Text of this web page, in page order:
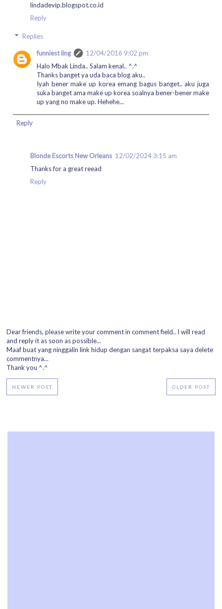
lindadevip.blogspot.co.id
Reply
Replies
funniest ling
12/04/2016 9:02 pm
Halo Mbak Linda.. Salam kenal.. ^.^
Thanks banget ya uda baca blog aku..
Iyah bener make up korea emang bagus banget.. aku juga
suka banget ama make up korea soalnya bener-bener make
up yang no make up. Hehehe...
Reply
Blonde Escorts New Orleans 12/02/2024 3:15 am
Thanks for a great reead
Reply
Dear friends, please write your comment in comment field.. I will read
and reply it as soon as possible...
Maaf buat yang ninggalin link hidup dengan sangat terpaksa saya delete
commentnya...
Thank you ^.^
NEWER POST OLDER POST